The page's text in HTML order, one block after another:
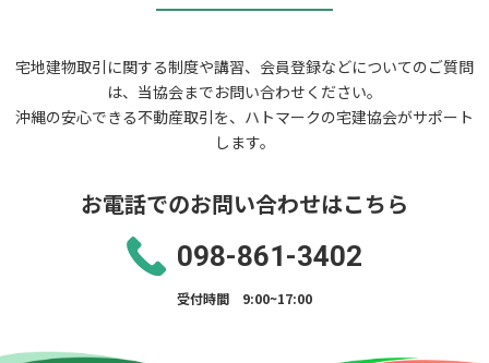
宅地建物取引に関する制度や講習、会員登録などについてのご質問
は、当協会までお問い合わせください。
沖縄の安心できる不動産取引を、ハトマークの宅建協会がサポート
します。
お電話でのお問い合わせはこちら
098-861-3402
受付時間 9:00~17:00